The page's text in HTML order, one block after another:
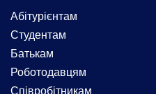
Абітурієнтам
Студентам
Батькам
Роботодавцям
Співробітникам